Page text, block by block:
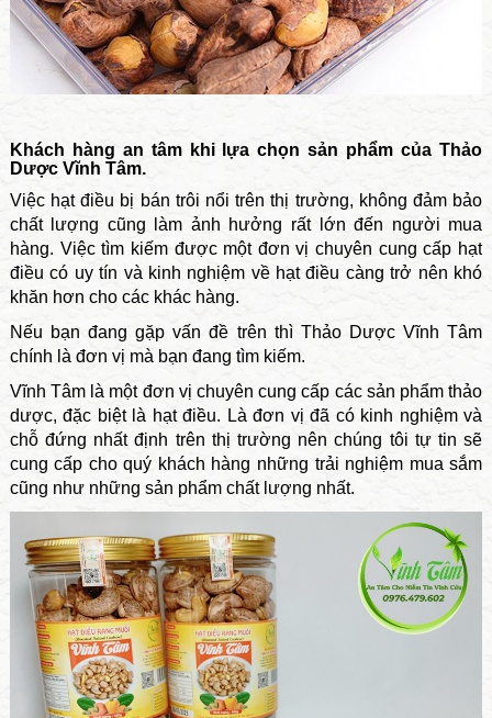
Khách hàng an tâm khi lựa chọn sản phẩm của Thảo
Dược Vĩnh Tâm.
Việc hạt điều bị bán trôi nổi trên thị trường, không đảm bảo
chất lượng cũng làm ảnh hưởng rất lớn đến người mua
hàng. Việc tìm kiếm được một đơn vị chuyên cung cấp hạt
điều có uy tín và kinh nghiệm về hạt điều càng trở nên khó
khăn hơn cho các khác hàng.
Nếu bạn đang gặp vấn đề trên thì Thảo Dược Vĩnh Tâm
chính là đơn vị mà bạn đang tìm kiếm.
Vĩnh Tâm là một đơn vị chuyên cung cấp các sản phẩm thảo
dược, đặc biệt là hạt điều. Là đơn vị đã có kinh nghiệm và
chỗ đứng nhất định trên thị trường nên chúng tôi tự tin sẽ
cung cấp cho quý khách hàng những trải nghiệm mua sắm
cũng như những sản phẩm chất lượng nhất.